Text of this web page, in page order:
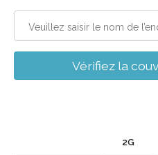
Vérifiez la
2G